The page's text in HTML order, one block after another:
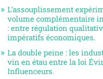
L’assouplissement
volume complémentaire
: entre régulation
impératifs économiques.
La double peine : les
vin en étau entre la loi
Influenceurs.